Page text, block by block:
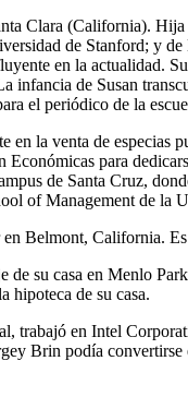
Clara (California).
de Stanford; y
en la actualidad.
infancia de Susan
el periódico de la
en la venta de
para
de Santa Cruz,
of Management de la
Belmont, California.
de su casa en Menlo
hipoteca de su casa.
trabajó en Intel
Brin podía